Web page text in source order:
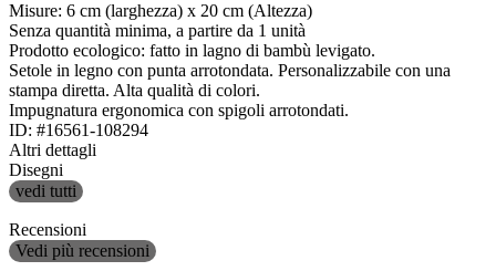
Misure: 6 cm (larghezza) x 20 cm (Altezza)
Senza quantità minima, a partire da 1 unità
Prodotto ecologico: fatto in lagno di bambù levigato.
Setole in legno con punta arrotondata. Personalizzabile con una
stampa diretta. Alta qualità di colori.
Impugnatura ergonomica con spigoli arrotondati.
ID: #16561-108294
Altri dettagli
Disegni
vedi tutti
Recensioni
Vedi più recensioni